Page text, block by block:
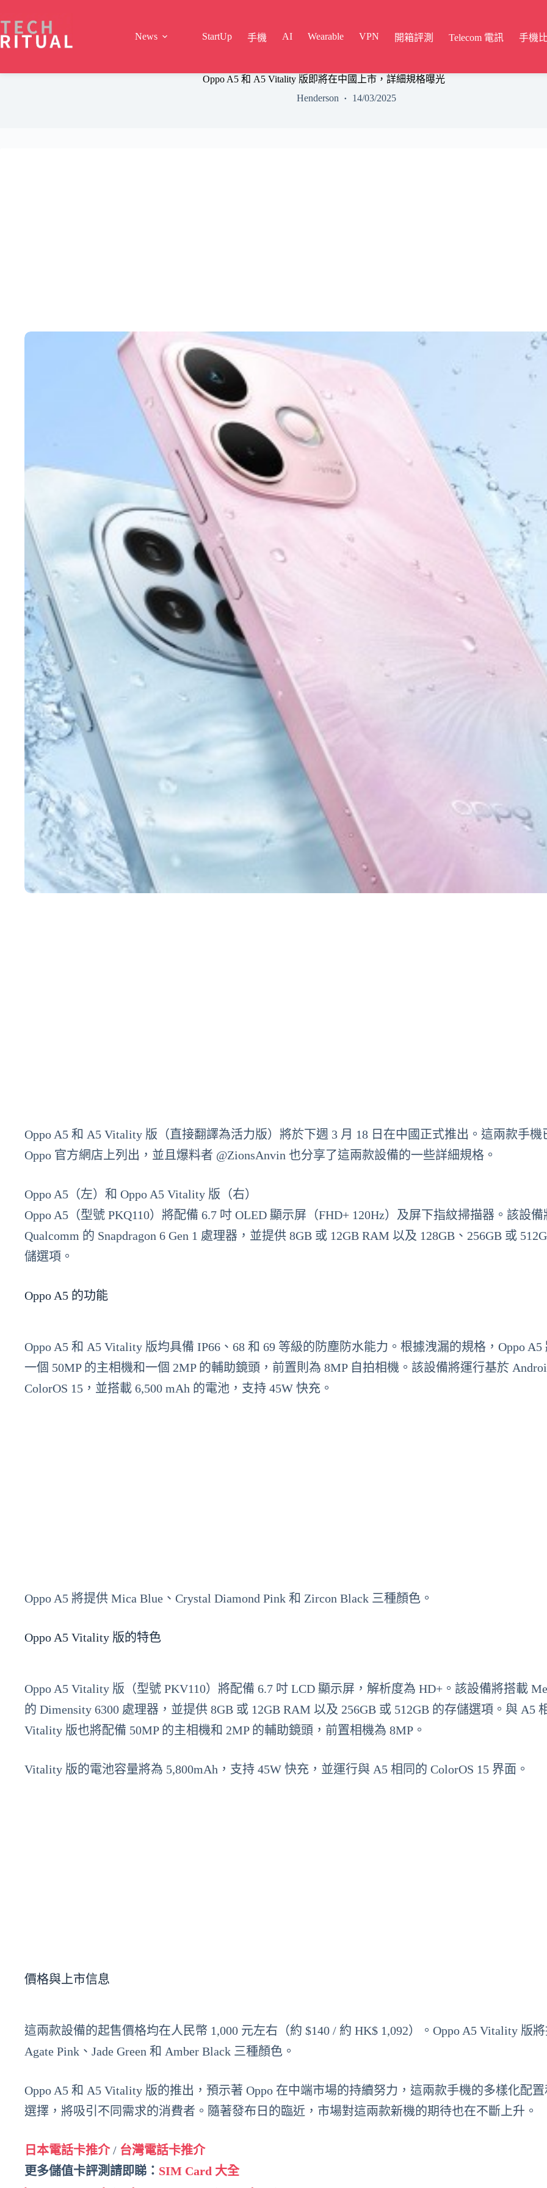
content
News
StartUp 手機 AI Wearable VPN 開箱評測 Telecom 電訊 手機
Oppo A5 和 A5 Vitality 版即將在中國上市，詳細規格曝光
Henderson
14/03/2025
Oppo A5 和 A5 Vitality 版（直接翻譯為活力版）將於下週 3 月 18 日在中國正式推出。這兩款手機
Oppo 官方網店上列出，並且爆料者 @ZionsAnvin 也分享了這兩款設備的一些詳細規格。
Oppo A5（左）和 Oppo A5 Vitality 版（右）
Oppo A5（型號 PKQ110）將配備 6.7 吋 OLED 顯示屏（FHD+ 120Hz）及屏下指紋掃描器。該設
Qualcomm 的 Snapdragon 6 Gen 1 處理器，並提供 8GB 或 12GB RAM 以及 128GB、256GB 或
儲選項。
Oppo A5 的功能
Oppo A5 和 A5 Vitality 版均具備 IP66、68 和 69 等級的防塵防水能力。根據洩漏的規格，Oppo A5
一個 50MP 的主相機和一個 2MP 的輔助鏡頭，前置則為 8MP 自拍相機。該設備將運行基於
ColorOS 15，並搭載 6,500 mAh 的電池，支持 45W 快充。
Oppo A5 將提供 Mica Blue、Crystal Diamond Pink 和 Zircon Black 三種顏色。
Oppo A5 Vitality 版的特色
Oppo A5 Vitality 版（型號 PKV110）將配備 6.7 吋 LCD 顯示屏，解析度為 HD+。該設備將搭載
的 Dimensity 6300 處理器，並提供 8GB 或 12GB RAM 以及 256GB 或 512GB 的存儲選項。與 A5
Vitality 版也將配備 50MP 的主相機和 2MP 的輔助鏡頭，前置相機為 8MP。
Vitality 版的電池容量將為 5,800mAh，支持 45W 快充，並運行與 A5 相同的 ColorOS 15 界面。
價格與上市信息
這兩款設備的起售價格均在人民幣 1,000 元左右（約 $140 / 約 HK$ 1,092）。Oppo A5 Vitality 版
Agate Pink、Jade Green 和 Amber Black 三種顏色。
Oppo A5 和 A5 Vitality 版的推出，預示著 Oppo 在中端市場的持續努力，這兩款手機的多樣化配
選擇，將吸引不同需求的消費者。隨著發布日的臨近，市場對這兩款新機的期待也在不斷上升。
日本電話卡推介/ 台灣電話卡推介
更多儲值卡評測請即睇： SIM Card 大全